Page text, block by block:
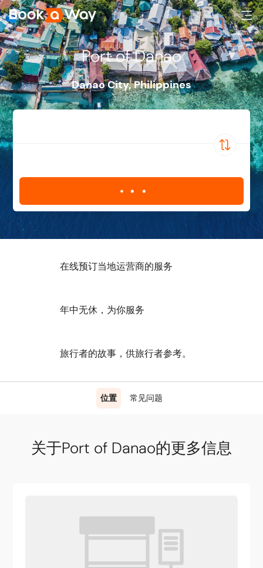
Port of Danao
Danao City,Philippines
位置 常见问题
在线预订当地运营商的服务
年中无休，为你服务
旅行者的故事，供旅行者参考。
关于Port of Danao的更多信息